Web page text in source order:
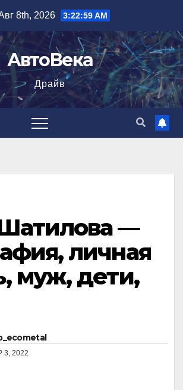
8th, 2026 3:23:00 AM
АвтоВека
Драйв
—
личная
муж, дети,
3, 2022